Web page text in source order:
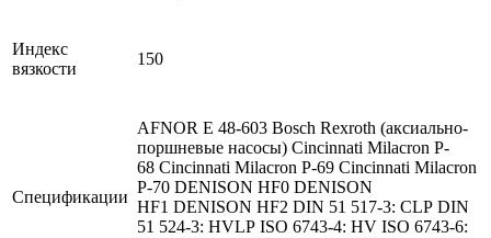
Индекс
вязкости
150
Спецификации
AFNOR E 48-603 Bosch Rexroth (аксиально-
поршневые насосы) Cincinnati Milacron P-
68 Cincinnati Milacron P-69 Cincinnati Milacron
P-70 DENISON HF0 DENISON
HF1 DENISON HF2 DIN 51 517-3: CLP DIN
51 524-3: HVLP ISO 6743-4: HV ISO 6743-6: